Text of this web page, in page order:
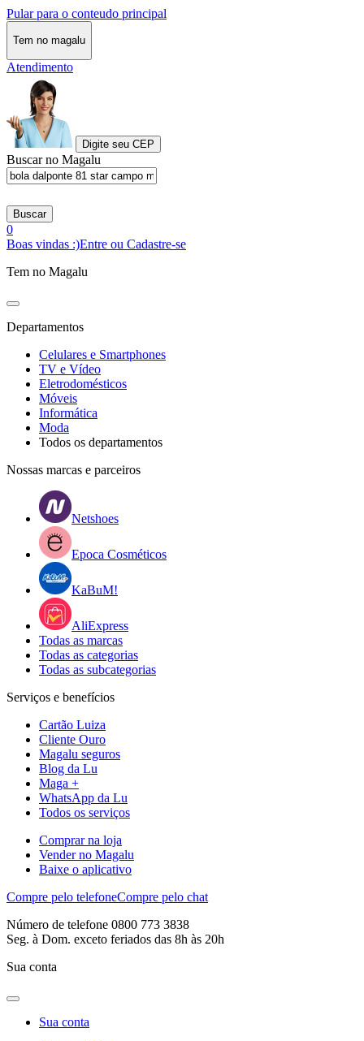
Pular para o conteudo principal
Tem no magalu
Atendimento
Digite seu CEP
Buscar no Magalu
Buscar
0
Boas vindas :)Entre ou Cadastre-se
Tem no Magalu
Departamentos
Celulares e Smartphones
TV e Vídeo
Eletrodomésticos
Móveis
Informática
Moda
Todos os departamentos
Nossas marcas e parceiros
Netshoes
Epoca Cosméticos
KaBuM!
AliExpress
Todas as marcas
Todas as categorias
Todas as subcategorias
Serviços e benefícios
Cartão Luiza
Cliente Ouro
Magalu seguros
Blog da Lu
Maga +
WhatsApp da Lu
Todos os serviços
Comprar na loja
Vender no Magalu
Baixe o aplicativo
Compre pelo telefoneCompre pelo chat
Número de telefone 0800 773 3838
Seg. à Dom. exceto feriados das 8h às 20h
Sua conta
Sua conta